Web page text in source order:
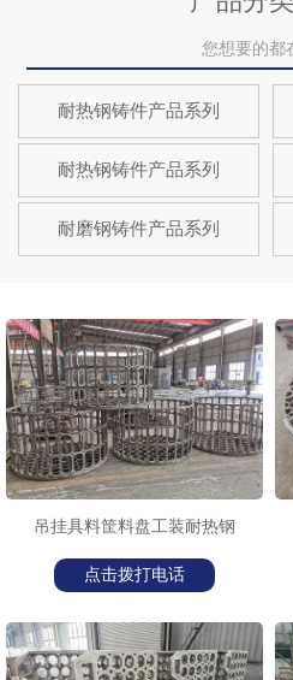
您想要的都
耐热钢铸件产品系列
耐热钢铸件产品系列
耐磨钢铸件产品系列
吊挂具料筐料盘工装耐热钢
点击拨打电话